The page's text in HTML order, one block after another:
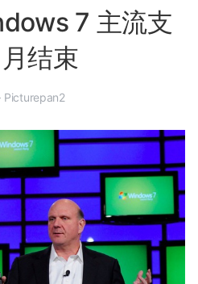
7 主流支
结束
· Picturepan2